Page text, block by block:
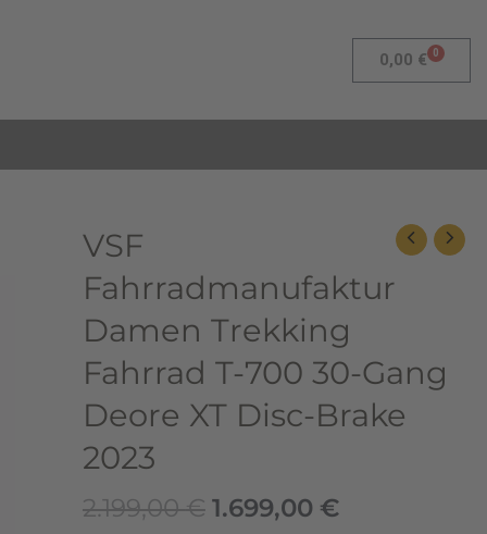
0,00 € 0
VSF
Fahrradmanufaktur
Damen Trekking
Fahrrad T-700 30-Gang
Deore XT Disc-Brake
2023
2.199,00€
Ursprünglicher
war:
2.199,00 €
1.699,00 €
Aktueller
Preis
ist:
VSF
Fahrradmanufaktur
Damen
Fahrrad
T-
30-
Gang
Deore
XT
Disc-